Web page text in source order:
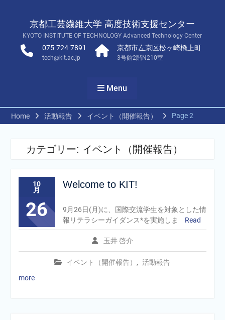
京都工芸繊維大学 高度技術支援センター
KYOTO INSTITUTE OF TECHNOLOGY Advanced Technology Center
075-724-7891
tech@kit.ac.jp
京都市左京区松ヶ崎橋上町
3号館2階N210室
Menu
Home 活動報告 イベント（開催報告） Page 2
カテゴリー: イベント（開催報告）
10
月
26
Welcome to KIT!
玉井 啓介
イベント（開催報告） , 活動報告
9月26日(月)に、国際交流学生を対象とした情
報リテラシーガイダンス*を実施しま
Read
more